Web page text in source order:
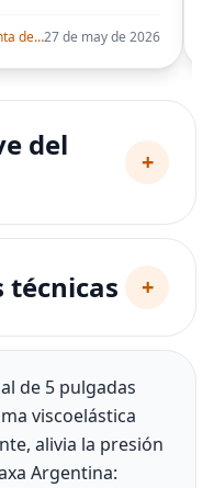
Ohuhu Marcadores de alcohol con punta de pincel – Juego de marcadores artísticos de doble punta con certificación AP para artistas adultos27 de may de 2026
del
+
técnicas +
de 5 pulgadas
viscoelástica
alivia la presión
Argentina: